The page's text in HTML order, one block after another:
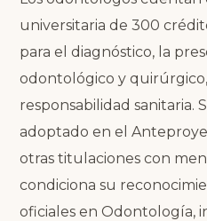
universitaria de 300
para el diagnóstico, la
odontológico y
responsabilidad sanitaria.
adoptado en el
otras titulaciones con
condiciona su
oficiales en Odontología,